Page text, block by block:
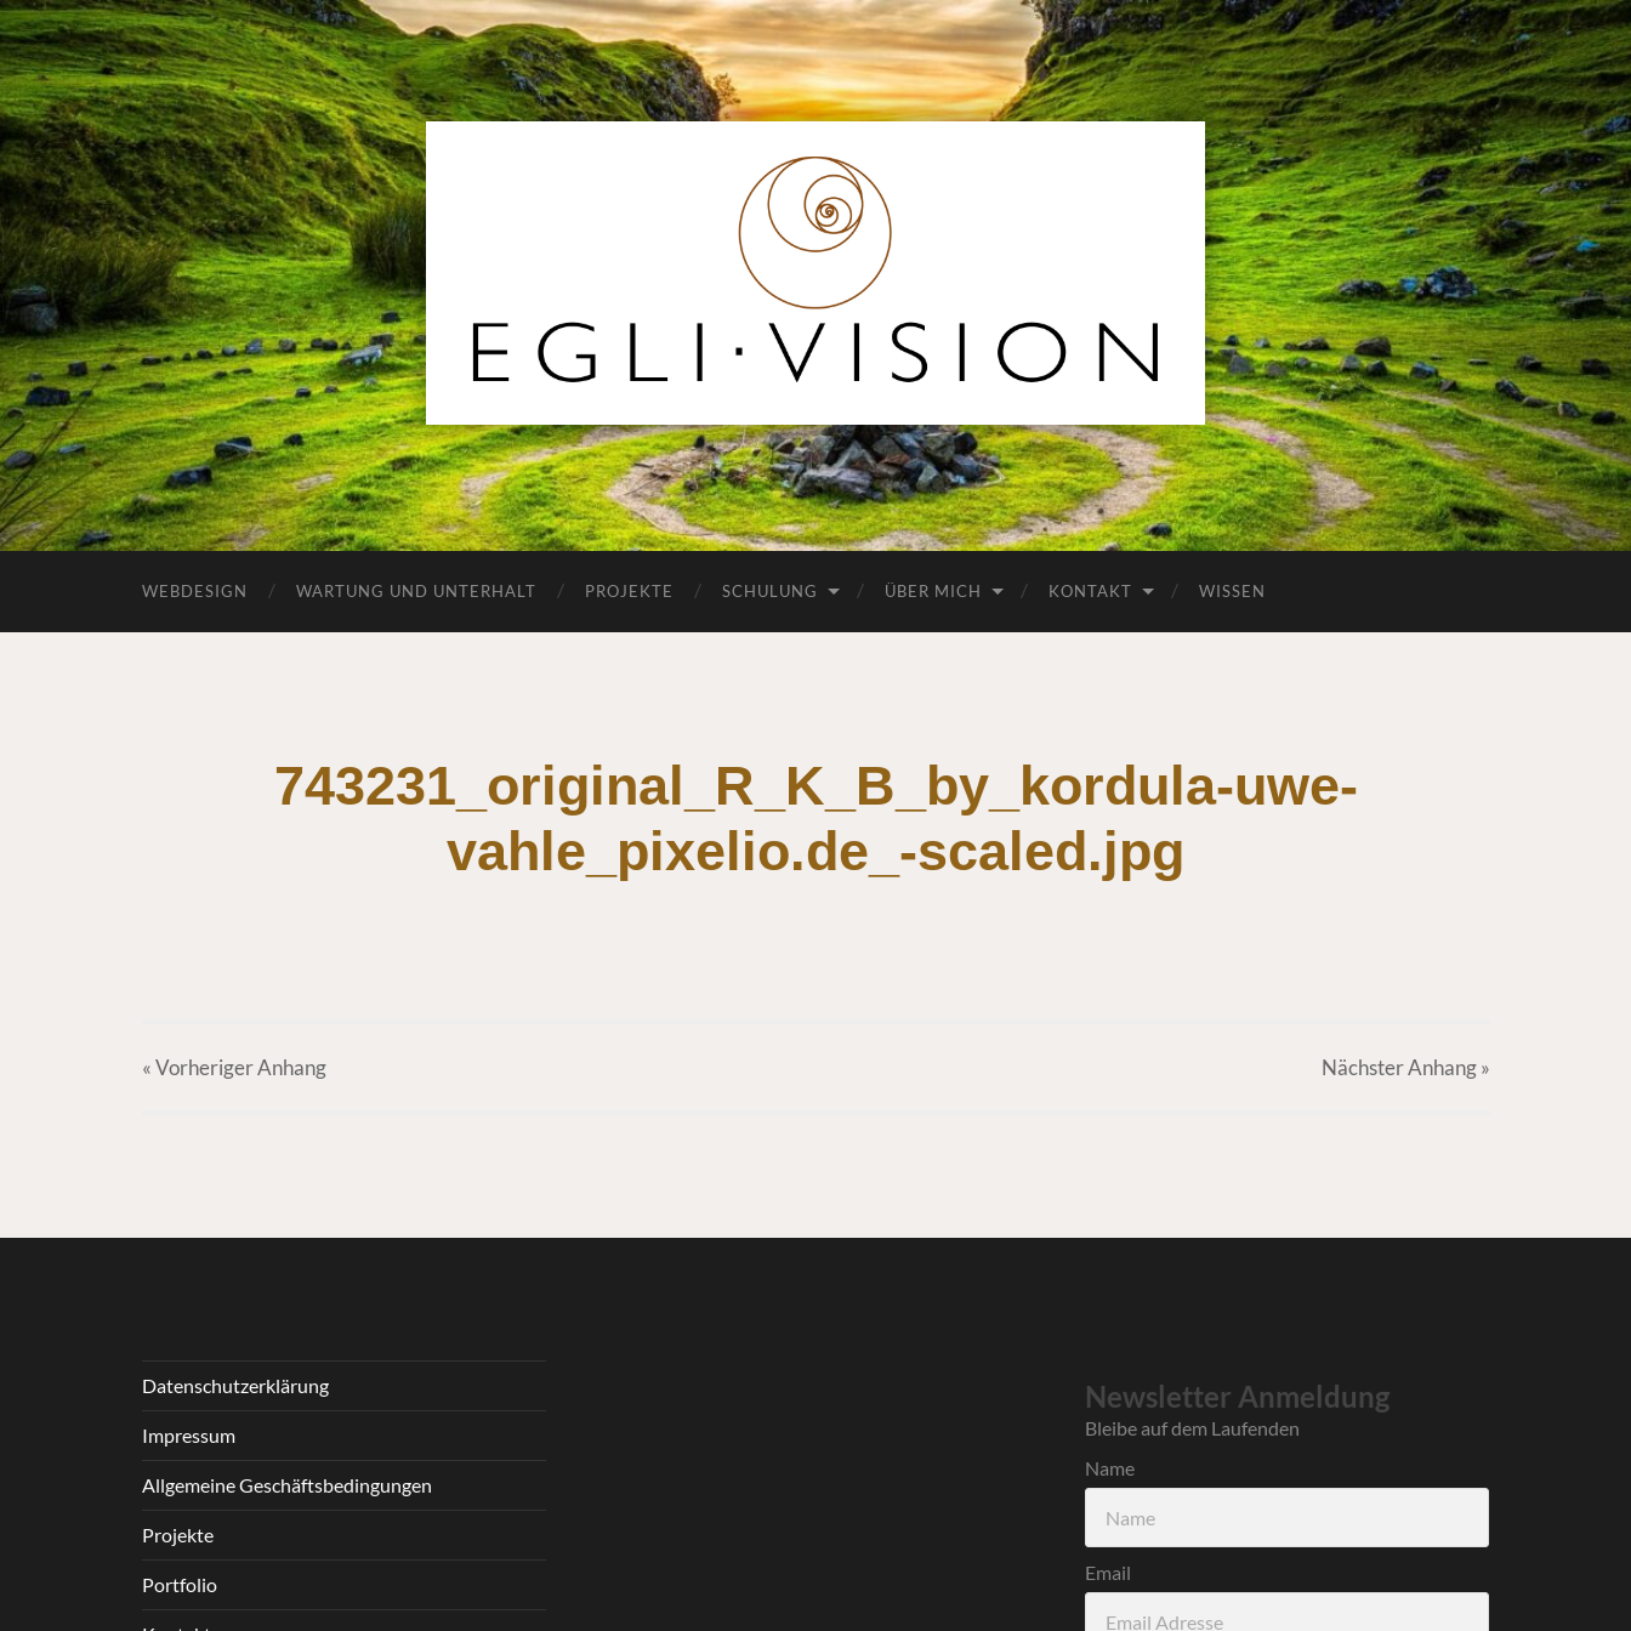
Egli
Vision
WEBDESIGN WARTUNG UND UNTERHALT PROJEKTE SCHULUNG ÜBER MICH KONTAKT WISSEN
743231_original_R_K_B_by_kordula-uwe-
vahle_pixelio.de_-scaled.jpg
« VorherigerAnhang NächsterAnhang»
Datenschutzerklärung
Impressum
Allgemeine Geschäftsbedingungen
Projekte
Portfolio
Newsletter Anmeldung
Bleibe auf dem Laufenden
Name
Email